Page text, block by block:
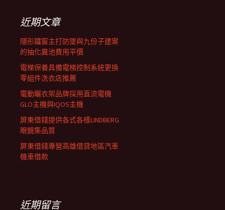
列近期文章
隱形鐵窗主打防墜與九份子建案
的抽化糞池費用平價
電梯保養具備電梯控制系統更換
零組件洗衣店推薦
電動曬衣架品牌採用直流電機
GLO主機與IQOS主機
屏東借錢提供各式各樣LINDBERG
眼鏡集品質
屏東借錢專營高雄借貸地區汽車
機車借款
近期留言